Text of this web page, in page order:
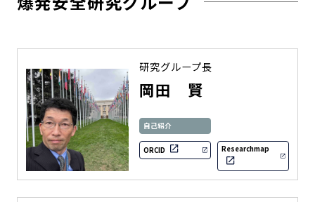
研究グループ長
岡田 賢
自己紹介
ORCID Researchmap